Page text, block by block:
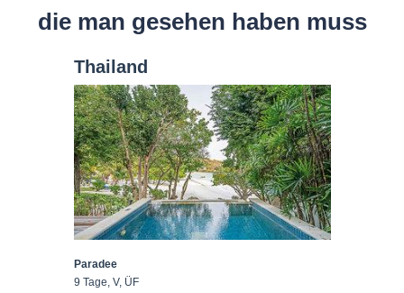
die man gesehen haben muss
Thailand
Paradee
9 Tage, V, ÜF